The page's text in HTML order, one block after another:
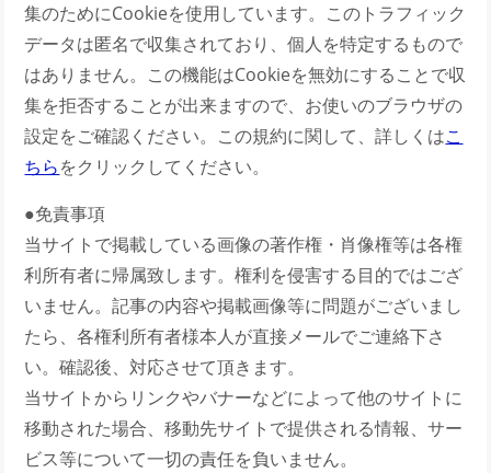
集のためにCookieを使用しています。このトラフィック
データは匿名で収集されており、個人を特定するもので
はありません。この機能はCookieを無効にすることで収
集を拒否することが出来ますので、お使いのブラウザの
設定をご確認ください。この規約に関して、詳しくはこ
ちらをクリックしてください。
●免責事項
当サイトで掲載している画像の著作権・肖像権等は各権
利所有者に帰属致します。権利を侵害する目的ではござ
いません。記事の内容や掲載画像等に問題がございまし
たら、各権利所有者様本人が直接メールでご連絡下さ
い。確認後、対応させて頂きます。
当サイトからリンクやバナーなどによって他のサイトに
移動された場合、移動先サイトで提供される情報、サー
ビス等について一切の責任を負いません。